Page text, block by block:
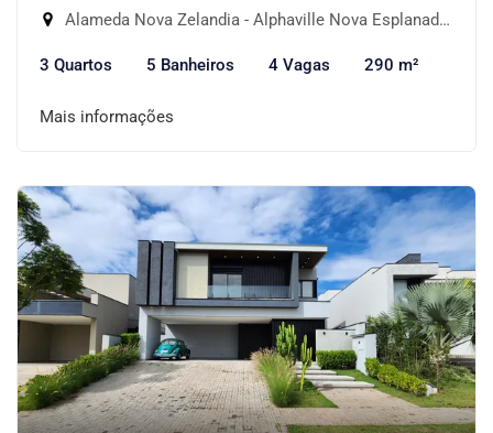
Alameda Nova Zelandia - Alphaville Nova Esplanada I, Votorantim-SP
3 Quartos 5 Banheiros 4 Vagas 290 m²
Mais informações